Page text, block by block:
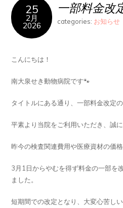
25
2月
2026
一部料金
categories: お知らせ
こんにちは！
南大泉せき動物病院です🐾
タイトルにある通り、一部料金改定
平素より当院をご利用いただき、誠
昨今の検査関連費用や医療資材の価格
3月1日からやむを得ず料金の一部を
ました。
短期間での改定となり、大変心苦し